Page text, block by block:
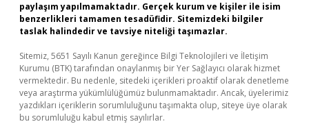
paylaşım yapılmamaktadır. Gerçek kurum ve kişiler ile isim
benzerlikleri tamamen tesadüfidir. Sitemizdeki bilgiler
taslak halindedir ve tavsiye niteliği taşımazlar.
Sitemiz, 5651 Sayılı Kanun gereğince Bilgi Teknolojileri ve İletişim
Kurumu (BTK) tarafından onaylanmış bir Yer Sağlayıcı olarak hizmet
vermektedir. Bu nedenle, sitedeki içerikleri proaktif olarak denetleme
veya araştırma yükümlülüğümüz bulunmamaktadır. Ancak, üyelerimiz
yazdıkları içeriklerin sorumluluğunu taşımakta olup, siteye üye olarak
bu sorumluluğu kabul etmiş sayılırlar.